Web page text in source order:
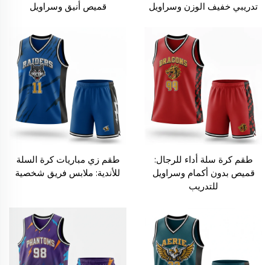
تدريبي خفيف الوزن وسراويل
قميص أنيق وسراويل
طقم كرة سلة أداء للرجال:
قميص بدون أكمام وسراويل
للتدريب
طقم زي مباريات كرة السلة
للأندية: ملابس فريق شخصية